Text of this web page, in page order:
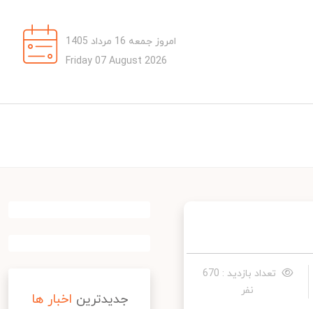
امروز جمعه 16 مرداد 1405
Friday 07 August 2026
تعداد بازدید : 670
نفر
جدیدترین اخبار ها